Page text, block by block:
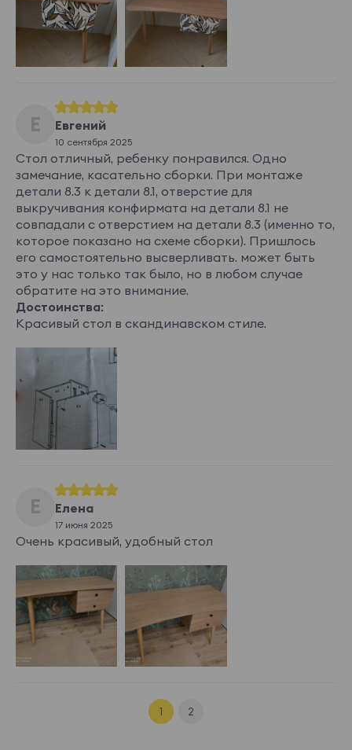
Е Евгений
10 сентября 2025
Стол отличный, ребенку понравился. Одно
замечание, касательно сборки. При монтаже
детали 8.3 к детали 8.1, отверстие для
выкручивания конфирмата на детали 8.1 не
совпадали с отверстием на детали 8.3 (именно то,
которое показано на схеме сборки). Пришлось
его самостоятельно высверливать. может быть
это у нас только так было, но в любом случае
обратите на это внимание.
Достоинства:
Красивый стол в скандинавском стиле.
Е Елена
17 июня 2025
Очень красивый, удобный стол
1 2